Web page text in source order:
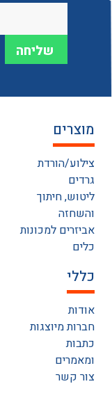
מוצרים
צילוע/הורדת
גרדים
ליטוש, חיתוך
והשחזה
אביזרים למכונות
כלים
כללי
אודות
חברות מיוצגות
כתבות
ומאמרים
צור קשר